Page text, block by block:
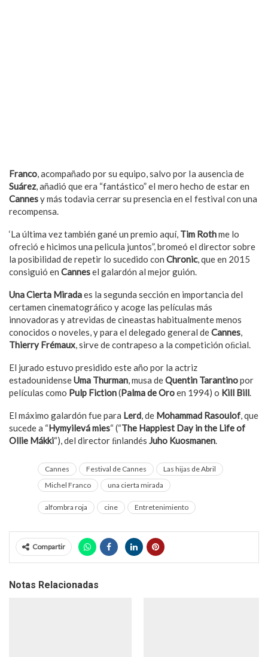
Franco, acompañado por su equipo, salvo por Ia ausencia de
Suárez, añadió que era “fantástico” eI mero hecho de estar en
Cannesy más todavia cerrar su presencia en eI festival con una
recompensa.
‘La última vez también gané un premio aquí, Tim Rothme lo
ofreció e hicimos una pelicula juntos”, bromeó el director sobre
la posibilidad de repetir lo sucedido con Chronic, que en 2015
consiguió en Cannesel galardón al mejor guión.
Una Cierta Miradaes la segunda sección en importancia del
certamen cinematográﬁco y acoge las películas más
innovadoras y atrevidas de cineastas habitualmente menos
conocidos o noveles, y para el delegado general deCannes,
Thierry Frémaux, sirve de contrapeso a la competición oﬁcial.
El jurado estuvo presidido este año por la actriz
estadounidenseUma Thurman, musa deQuentin Tarantinopor
películas como Pulp Fiction(Palma de Oroen 1994) o Kill Bill.
El máximo galardón fue para Lerd, de Mohammad Rasoulof, que
sucede a “Hymyilevá mies“ (“The Happiest Day in the Life of
Ollie Mákki“), del director ﬁnlandés Juho Kuosmanen.
Cannes Festival de Cannes
Las hijas de Abril
Michel Franco
una cierta mirada
alfombra roja cine Entretenimiento
Compartir
Notas Relacionadas